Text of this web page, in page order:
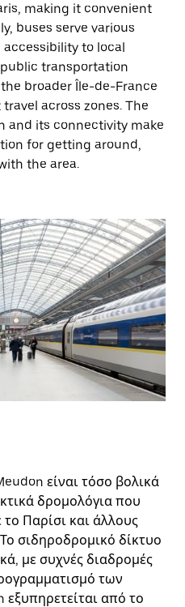
making it convenient
buses serve various
to local
public transportation
broader Île-de-France
across zones. The
and its connectivity make
for getting around,
the area.
είναι τόσο βολικά
δρομολόγια που
Παρίσι και άλλους
σιδηροδρομικό δίκτυο
με συχνές διαδρομές
των
εξυπηρετείται από το